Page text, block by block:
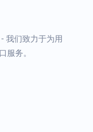
我们致力于为用
服务。